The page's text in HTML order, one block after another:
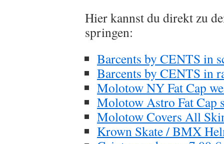
Hier kannst du direkt zu
springen:
Barcents by CENTS in
Barcents by CENTS in
Molotow NY Fat Cap
Molotow Astro Fat Cap
Molotow Covers All
Krown Skate / BMX